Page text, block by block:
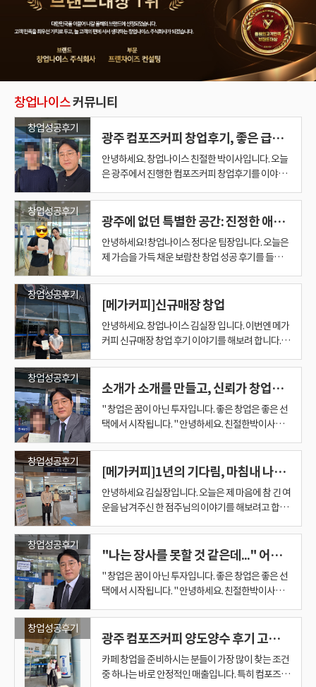
창업나이스커뮤니티
창업성공후기
광주 컴포즈커피 창업후기, 좋은 급매를 빠르게 선택할 수 있었던 이유
안녕하세요. 창업나이스 친절한 박이사입니다. 오늘
은 광주에서 진행한 컴포즈커피 창업후기를 이야기
특별했습니다. 창업나이스 홈페이지를 통해 매물들
을 꾸준히 보고 계셨는데, 별도의 전화상담이나 사전
다. 보통은 전화로 먼저 문의하시고 방문 일정을 잡는
경우가 많은데 이렇게 직접 찾아오시는 분들은 많지
않다 보니 저도 기억에 많이 남았습니다. 그렇게 시작
었습니다. 직접 아르바이트까지 해보며 준비한 창업
이번 창업자분은 아무런 준비 없이 막연하게 카페 창
업을 생각하고 계셨던 분은 아니었습니다. 메가커피,
많이 알아보셨고 인터넷을 통해 여러 매장과 브랜드
도 상당히 많이 찾아보신 상태였습니다. 특히 실제 카
페에서 아르바이트까지 직접 해보면서 매장이 어떻
게 돌아가는지 경험해보셨다는 점이 인상적이었습
니다. 창업을 알아보는 것과 실제 매장에서 일을 해보
는 것은 분명 차이가 있습니다. 직접 일을 해보면 주
가 이 일을 할 수 있는지를 어느 정도 경험할 수 있기
때문입니다. 그만큼 창업에 대한 의지도 있었고 준비
도 많이 하신 분이었습니다. 넉넉하지 않은 창업비
용, 그래서 기준부터 잡았습니다 다만 현실적인 부분
도 있었습니다. 준비된 창업비용이 아주 넉넉한 상황
것보다는 현재 가지고 있는 예산 안에서 최대한 수익
성이 좋은 매장을 찾아야 했습니다. 그래서 처음부터
특정 매장을 권해드리기보다는 상담을 통해 기준부
인지, 점주님이 직접 근무할 수 있는 시간은 어느 정
도인지, 어느 정도의 수익을 원하는지 등 여러 조건
들을 하나씩 맞춰봤습니다. 그 이후 조건에 맞는 매물
들을 함께 보면서 본격적으로 비교하기 시작했습니
다. 매출만 높다고 좋은 매장은 아닙니다. 매출과 비
창업성공후기
광주에 없던 특별한 공간: 진정한 애견동반 브런치카페 창업 성공기
안녕하세요! 창업나이스 정다운 팀장입니다. 오늘은
제 가슴을 가득 채운 보람찬 창업 성공 후기를 들려드
했습니다. 창업자분과의 인연은 벌써 1년 전부터 시
작되었어요. 오랜 시간 소통하며 원하시는 방향을 마
업자분이 원하던 방향과 조건에 딱 맞는 매물을 최적
의 시기에 소개해드릴 수 있었습니다. 매장을 처음 보
시는 순간, "바로 여기다!"라는 느낌이들정도로 원하
다. 무엇보다 우리 창업자분은 진심으로 반려견을 사
랑하는 따뜻한 애견인이십니다. 단순히 애견 동반이
가능한 카페를 넘어, 반려견과 함께 편안하게 시간을
간을 만들겠다는 목표가 확실하셨어요. 게다가 브런
치 요리 실력도 정말 뛰어나셔서, 맛으로도 지역 상
권을 충분히 사로잡을 수 있다는 확신이 들었습니다.
현재 광주 지역에서는 이런 독보적인 분위기의 애견
동반 브런치 카페를 찾기가 쉽지 않은 만큼, 앞으로
많은 분들에게 사랑받는 핫플레이스가 될 것 같아 저
그리고 무엇보다 실력있는 창업자분까지 삼박자가
완벽하게 갖춰진 매장입니다. 저는 창업을 진행할 때
가장 중요한 것이 브랜드 네임밸보다도 '누가, 어디
에서, 어떻게 운영하느냐'라고 생각합니다. 그동안
메가커피, 이디야, 컴포즈커피 같은 대형 카페 프랜
다양한 업종의 성공 창업을 이끌어왔는데요. 그 수많
은 경험에 비추어 보아도, 이번 애견 동반 브런치 카
페 창업은 상권과 아이템, 그리고 사람이라는 모든
창업성공후기
[메가커피]신규매장 창업
안녕하세요. 창업나이스 김실장 입니다. 이번엔 메가
커피 신규매장 창업 후기 이야기를 해보려 합니다. 1.
피 신규오픈 매장 창업은 조금 특별한 인연으로 시작
되었습니다. 이번 예비사장님은 기존에 저희 창업나
점주님의 가족분으로, 소개를 받고 찾아오신 분이셨
습니다. 실제 창업을 경험하신 점주님의 가족분께서
다시 저희를 소개해주셨다는 점에서 감사한 마음이
되었습니다. 창업나이스는 수년간 프랜차이즈 양도
양수 창업을 진행하면서 단 한 건의 중개사고 없이 안
전하게 운영해온 회사입니다. 하지만 아무리 가족분
님 입장에서는 창업나이스에 대한 신뢰가 처음부터
완전히 형성되어 있기는 어려울 수 있습니다. 이번 예
비사장님 역시 가족분과 함께 오시긴 했지만, 본인
스스로 충분히 확인하고 판단하고 싶어 하셨습니다.
2. 소개로 오셨지만, 신뢰는 천천히 쌓았습니다 그래
서 처음부터 서두르지 않았습니다. 여러 차례 미팅을
대한 생각, 앞으로의 운영 계획 까지 차근차근 이야
기를 나누었습니다. 단순히 “좋은 자리입니다”, “오
픈하면 잘 될 겁니다”라는 막연한 설명이 아니라, 예
비사장님께서 가장 궁금해하시고 걱정하실 수 있는
창업성공후기
소개가 소개를 만들고, 신뢰가 창업으로 이어진 메가커피 신규창업 이야기
" 창업은 꿈이 아닌 투자입니다. 좋은 창업은 좋은 선
택에서 시작됩니다. " 안녕하세요. 친절한박이사입
있습니다. 바로 소개를 통해 새로운 인연을 만나게 될
때입니다. 광고를 보고 연락을 주시는 것도 감사한 일
개를 해주시는 것은 또 다른 의미가 있습니다. 그만큼
결과로 신뢰를 얻었다는 뜻이기 때문입니다. 이번 메
가커피 신규창업 역시 소개를 통해 시작된 사례입니
창업을 진행해 드렸던 점주님입니다. 이후 추가로 양
도양수를 진행하면서 현재는 메가커피 매장 2곳을
운영하고 계십니다. 처음 창업을 준비하시던 모습이
영하고 계시고, 주변에서도 성공적인 창업 사례로 평
가받고 있습니다. 그동안 주변 지인분들도 정말 많이
소개해 주셨습니다. 한두 분이 아닙니다. 제가 기억하
는 것만 해도 10명이 훌쩍 넘고 실제로는 15명 정도
의 분들을 연결해 주셨던 것 같습니다. 창업 컨설턴트
창업성공후기
[메가커피]1년의 기다림, 마침내 나에게 꼭 맞는 '메가커피' 매장을 찾다
안녕하세요 김실장입니다. 오늘은 제 마음에 참 긴 여
운을 남겨주신 한 점주님의 이야기를 해보려고 합니
며, 마침내 본인만의 메가커피 매장을 멋지게 오픈하
신 젊은 신혼부부의 스토리예요. 1. "실장님, 저 정말
납니다. 창업이라는 게 인생이 걸린 큰일이다 보니 고
민이 깊으실 수밖에 없었죠. "과연 내가 카페를 잘 운
영할 수 있을까?", "이 상권에서 버텨낼 수 있을까?"
조급한 마음에 덜컥 계약부터 하기도 하지만, 우리
사장님은 정말 신중하셨어요. 저는 그 신중함이 너무
좋았습니다. 제대로 준비해서 시작해야 평생 갈 내 무
창업성공후기
"나는 장사를 못할 것 같은데..." 어린이집 원장님이 컴포즈커피 사장님이 되기까지
" 창업은 꿈이 아닌 투자입니다. 좋은 창업은 좋은 선
택에서 시작됩니다. " 안녕하세요. 친절한박이사입
됩니다. 그중에서도 오늘 소개해 드릴 분은 유독 기억
에 남는 창업자분입니다. 이번 창업자분은 50대 초반
셨습니다. 오랜 기간 한 분야에서 열심히 일해 오셨지
만 최근 어린이집 업계의 상황이 예전 같지 않았고,
창업성공후기
광주 컴포즈커피 양도양수 후기 고매출 매장 계약사례
카페 창업을 준비하시는 분들이 가장 많이 찾는 조건
중 하나는 바로 안정적인 매출입니다. 특히 컴포즈커